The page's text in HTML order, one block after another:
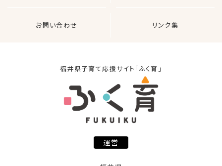
お問い合わせ リンク集
福井県子育て応援サイト「ふく育」
運営